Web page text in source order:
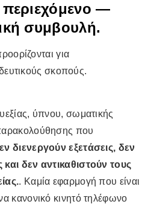
—
συμβουλή.
για
σκοπούς.
ύπνου, σωματικής
που
διενεργούν εξετάσεις, δεν
δεν αντικαθιστούν τους
. Καμία εφαρμογή που είναι
κανονικό κινητό τηλέφωνο